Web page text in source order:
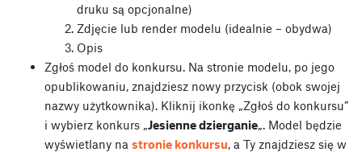
druku są opcjonalne)
Zdjęcie lub render modelu (idealnie – obydwa)
Opis
Zgłoś model do konkursu. Na stronie modelu, po jego
opublikowaniu, znajdziesz nowy przycisk (obok swojej
nazwy użytkownika). Kliknij ikonkę „Zgłoś do konkursu”
i wybierz konkurs „Jesienne dzierganie„. Model będzie
wyświetlany na stronie konkursu, a Ty znajdziesz się w